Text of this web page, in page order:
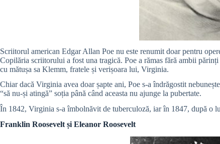
Scriitorul american Edgar Allan Poe nu este renumit doar pentru
Copilăria scriitorului a fost una tragică. Poe a rămas fără ambii
cu mătușa sa Klemm, fratele și verișoara lui, Virginia.
Chiar dacă Virginia avea doar șapte ani, Poe s-a îndrăgostit
“să nu-și atingă” soția până când aceasta nu ajunge la pubertate.
În 1842, Virginia s-a îmbolnăvit de tuberculoză, iar în 1847, după o
Franklin Roosevelt și Eleanor Roosevelt